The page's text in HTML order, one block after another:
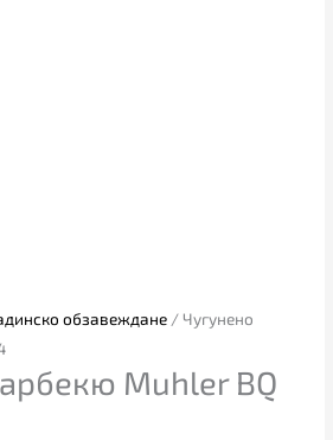
обзавеждане / Чугунено
Muhler BQ